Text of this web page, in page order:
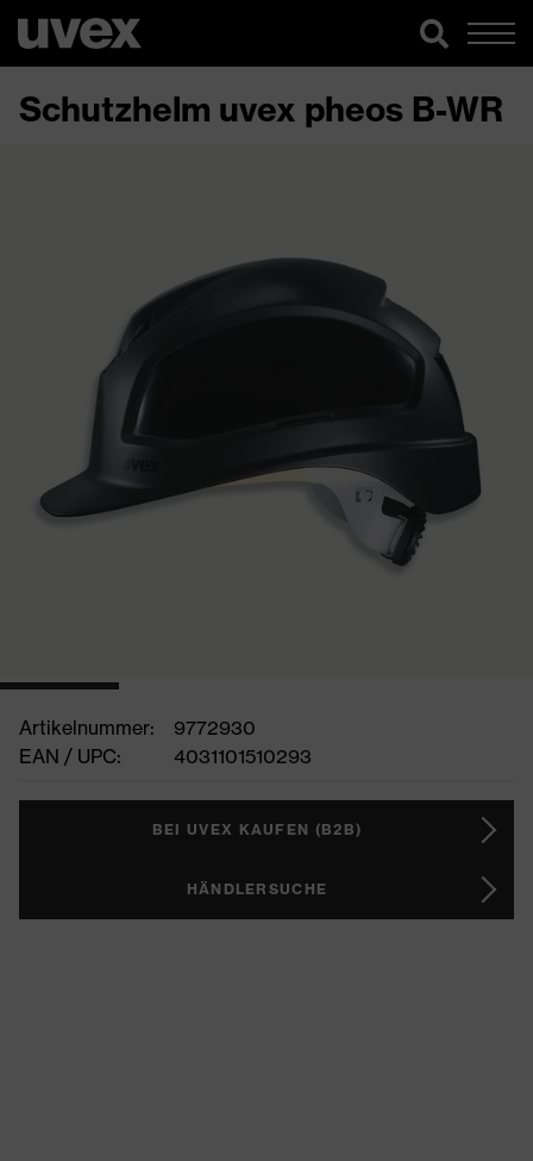
Schutzhelm uvex pheos B-WR
Artikelnummer:
9772930
EAN / UPC:
4031101510293
BEI UVEX KAUFEN (B2B)
HÄNDLERSUCHE